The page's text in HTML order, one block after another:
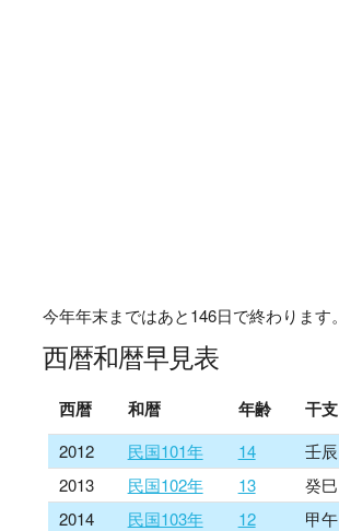
今年年末まではあと146日で終わります。
西暦和暦早見表
西暦 和暦 年齢 干支
2012 民国101年 14 壬辰
2013
民国102年 13 癸巳
2014
民国103年 12 甲午